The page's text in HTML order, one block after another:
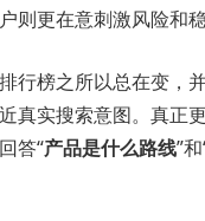
则更在意刺激风险和稳
行榜之所以总在变，
真实搜索意图。真正
答“产品是什么路线”